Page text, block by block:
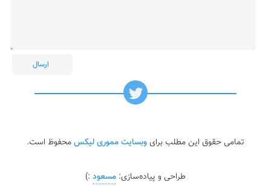
تمامی حقوق این مطلب برای وبسایت مموری لیکسمحفوظ است.
طراحی و پیاده‌سازی: مسعود :)